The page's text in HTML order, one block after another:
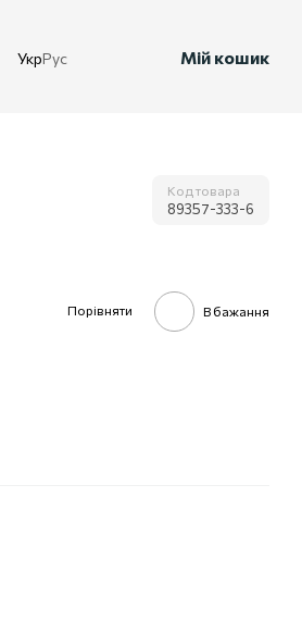
УкрРус Мій кошик
Код товара
89357-333-6
Порівняти В бажання